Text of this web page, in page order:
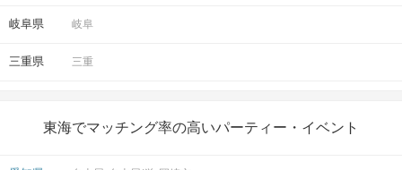
岐阜県 岐阜
三重県 三重
東海でマッチング率の高いパーティー・イベント